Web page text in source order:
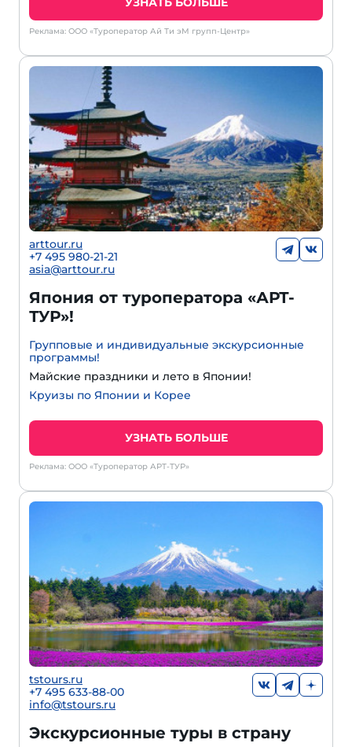
Реклама: ООО «Туроператор Ай Ти эМ групп-Центр»
arttour.ru
+7 495 980-21-21
asia@arttour.ru
Япония от туроператора «АРТ-
ТУР»!
Групповые и индивидуальные экскурсионные
программы!
Майские праздники и лето в Японии!
Круизы по Японии и Корее
УЗНАТЬ БОЛЬШЕ
Реклама: ООО «Туроператор АРТ-ТУР»
tstours.ru
+7 495 633-88-00
info@tstours.ru
Экскурсионные туры в страну